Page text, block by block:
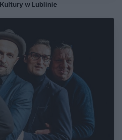
w Lublinie